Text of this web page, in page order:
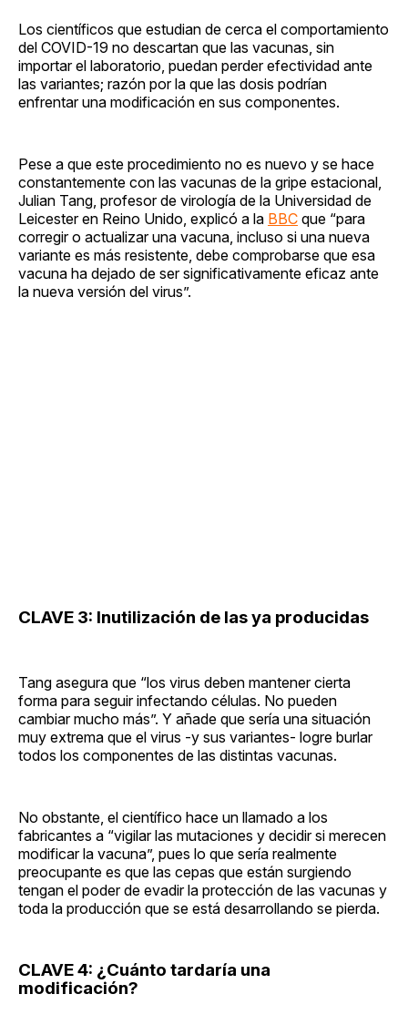
Los científicos que estudian de cerca el comportamiento
del COVID-19 no descartan que las vacunas, sin
importar el laboratorio, puedan perder efectividad ante
las variantes; razón por la que las dosis podrían
enfrentar una modificación en sus componentes.
Pese a que este procedimiento no es nuevo y se hace
constantemente con las vacunas de la gripe estacional,
Julian Tang, profesor de virología de la Universidad de
Leicester en Reino Unido, explicó a la BBC que “para
corregir o actualizar una vacuna, incluso si una nueva
variante es más resistente, debe comprobarse que esa
vacuna ha dejado de ser significativamente eficaz ante
la nueva versión del virus”.
CLAVE 3: Inutilización de las ya producidas
Tang asegura que “los virus deben mantener cierta
forma para seguir infectando células. No pueden
cambiar mucho más”. Y añade que sería una situación
muy extrema que el virus -y sus variantes- logre burlar
todos los componentes de las distintas vacunas.
No obstante, el científico hace un llamado a los
fabricantes a “vigilar las mutaciones y decidir si merecen
modificar la vacuna”, pues lo que sería realmente
preocupante es que las cepas que están surgiendo
tengan el poder de evadir la protección de las vacunas y
toda la producción que se está desarrollando se pierda.
CLAVE 4: ¿Cuánto tardaría una
modificación?